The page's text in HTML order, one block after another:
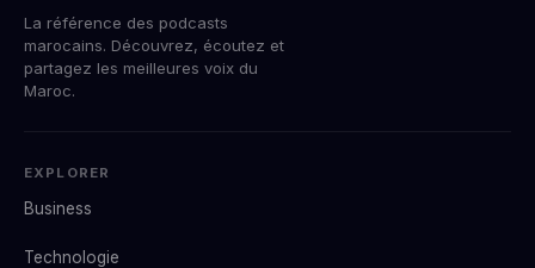
La référence des podcasts
marocains. Découvrez, écoutez et
partagez les meilleures voix du
Maroc.
EXPLORER
Business
Technologie